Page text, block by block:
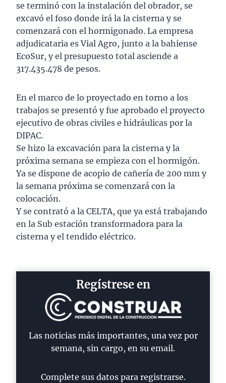
se terminó con la instalación del obrador, se
excavó el foso donde irá la la cisterna y se
comenzará con el hormigonado. La empresa
adjudicataria es Vial Agro, junto a la bahiense
EcoSur, y el presupuesto total asciende a
317.435.478 de pesos.
En el marco de lo proyectado en torno a los
trabajos se presentó y fue aprobado el proyecto
ejecutivo de obras civiles e hidráulicas por la
DIPAC.
Se hizo la excavación para la cisterna y la
próxima semana se empieza con el hormigón.
Ya se dispone de acopio de cañería de 200 mm y
la semana próxima se comenzará con la
colocación.
Y se contrató a la CELTA, que ya está trabajando
en la Sub estación transformadora para la
cisterna y el tendido eléctrico.
Regístrese en
Las noticias más importantes, una vez por
semana, sin cargo, en su email.
Complete sus datos para registrarse.